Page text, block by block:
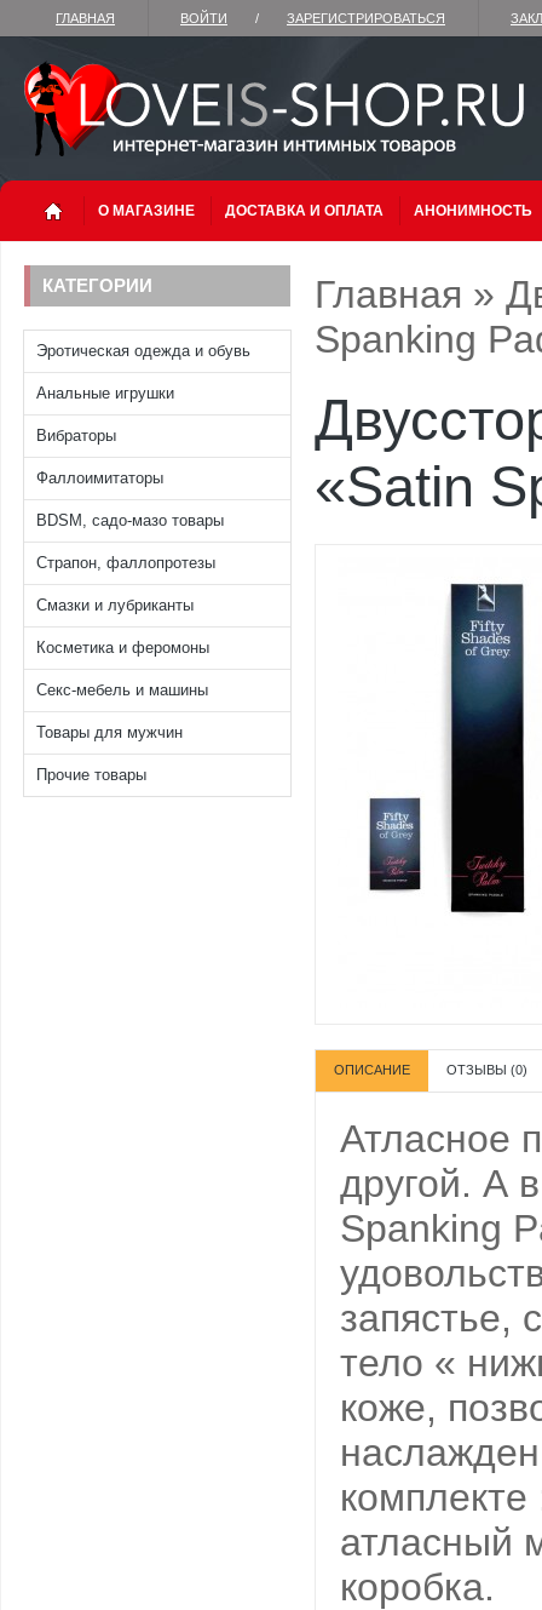
ГЛАВНАЯ ВОЙТИ / ЗАРЕГИСТРИРОВАТЬСЯ
О МАГАЗИНЕ ДОСТАВКА И ОПЛАТА АНОНИМНОСТЬ
КАТЕГОРИИ
Эротическая одежда и обувь
Анальные игрушки
Вибраторы
Фаллоимитаторы
BDSM, садо-мазо товары
Страпон, фаллопротезы
Смазки и лубриканты
Косметика и феромоны
Секс-мебель и машины
Товары для мужчин
Прочие товары
Главная »
Spanking
«Satin
ОПИСАНИЕ ОТЗЫВЫ (0)
Атласное
другой. А
Spanking
запястье,
тело «
коже,
атласный
коробка.